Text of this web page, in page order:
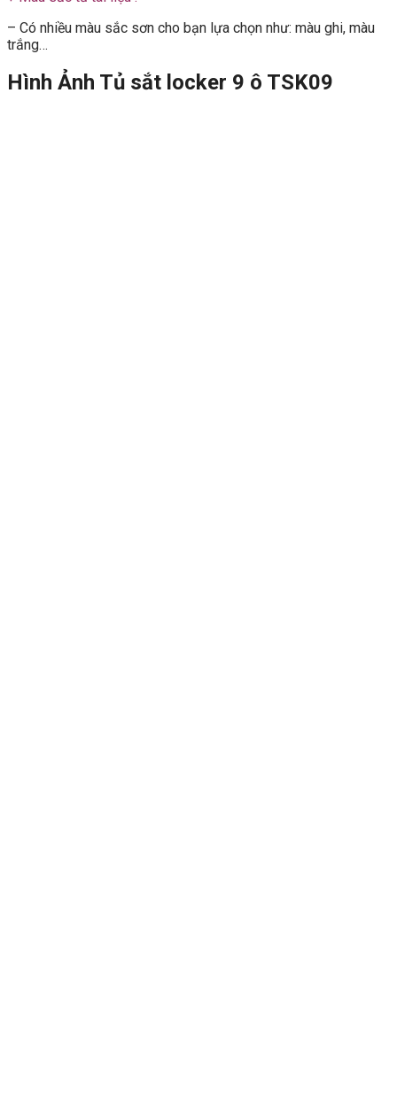
– Có nhiều màu sắc sơn cho bạn lựa chọn như: màu ghi, màu
trắng…
Hình Ảnh Tủ sắt locker 9 ô TSK09